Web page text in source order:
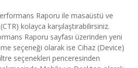
Raporu ile masaüstü ve
kolayca karşılaştırabilirsiniz.
Raporu sayfası üzerinden yeni
seçeneği olarak ise Cihaz (Device)
seçenekleri penceresinden